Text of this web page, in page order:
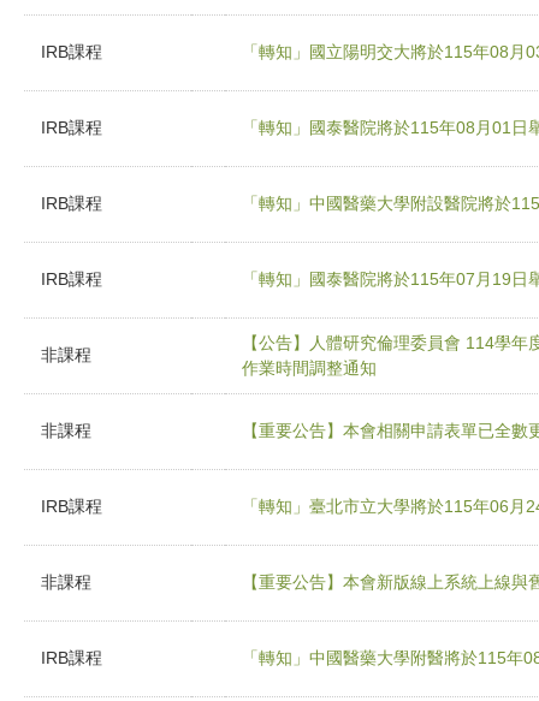
IRB課程 「轉知」國立陽明交大將於115年08月
IRB課程 「轉知」國泰醫院將於115年08月01
IRB課程 「轉知」中國醫藥大學附設醫院將於
IRB課程 「轉知」國泰醫院將於115年07月19
非課程
【公告】人體研究倫理委員會 114學
作業時間調整通知
非課程 【重要公告】本會相關申請表單已全
IRB課程 「轉知」臺北市立大學將於115年06
非課程 【重要公告】本會新版線上系統上線與
IRB課程 「轉知」中國醫藥大學附醫將於115年